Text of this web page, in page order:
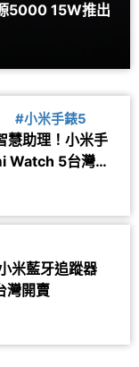
5000 15W推出
#小米手錶5
慧助理！小米手
Watch 5台灣開
米藍牙追蹤器
灣開賣